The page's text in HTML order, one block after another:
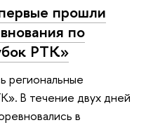
прошли
по
РТК»
региональные
В течение двух дней
в